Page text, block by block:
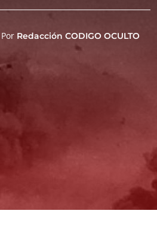
Por Redacción CODIGO OCULTO